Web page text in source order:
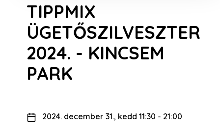
TIPPMIX
ÜGETŐSZILVESZTER
2024. - KINCSEM
PARK
2024. december 31., kedd 11:30 - 21:00